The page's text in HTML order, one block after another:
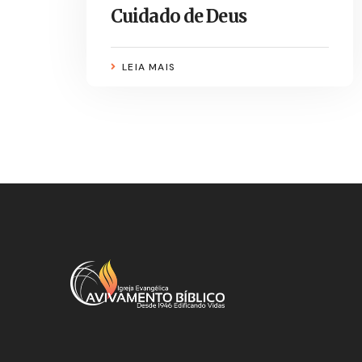
Cuidado de Deus
LEIA MAIS